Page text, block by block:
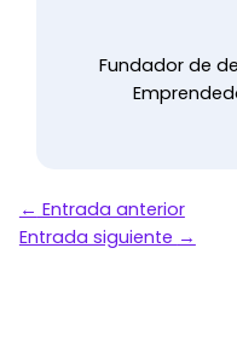
Fundador de
← Entrada anterior
Entrada siguiente →